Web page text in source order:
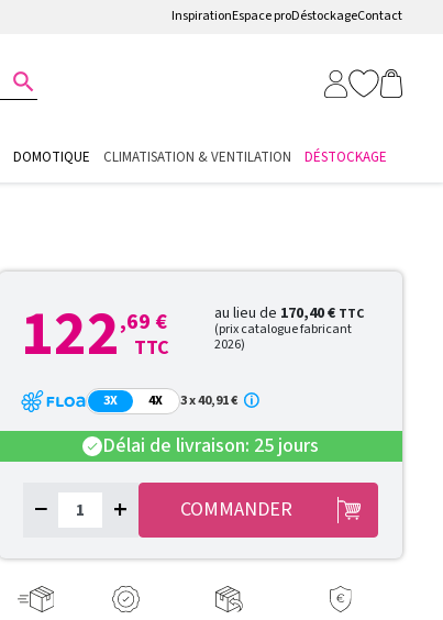
InspirationEspace proDéstockageContact

DOMOTIQUE CLIMATISATION & VENTILATION DÉSTOCKAGE
122,69 €
TTC
au lieu de 170,40 € TTC
(prix catalogue fabricant
2026)
3X 4X 3 x 40,91 €
check Délai de livraison: 25 jours
− + COMMANDER